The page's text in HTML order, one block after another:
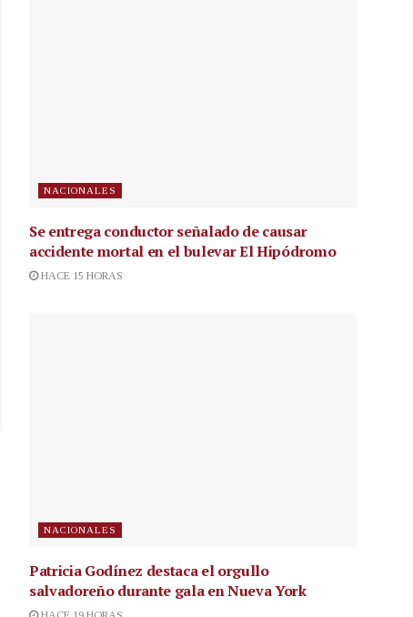
NACIONALES
Se entrega conductor señalado de causar
accidente mortal en el bulevar El Hipódromo
HACE 15 HORAS
NACIONALES
Patricia Godínez destaca el orgullo
salvadoreño durante gala en Nueva York